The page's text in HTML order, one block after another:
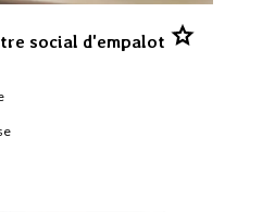
social d'empalot
Ajouter
Atelier